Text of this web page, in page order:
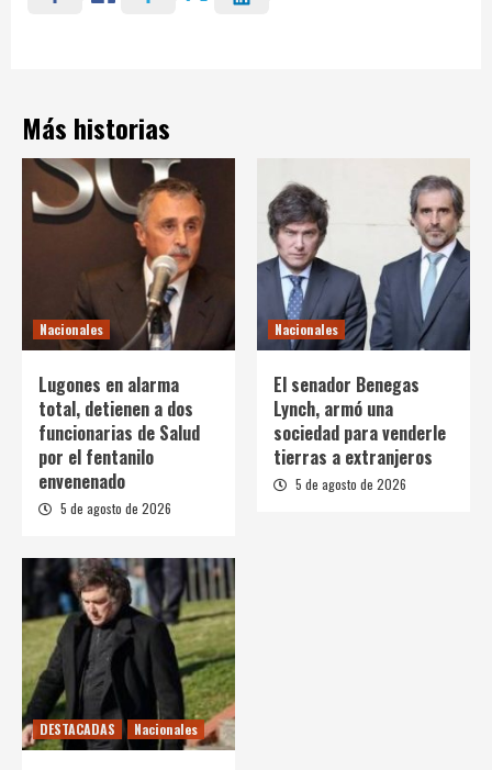
Más historias
Nacionales
Lugones en alarma
total, detienen a dos
funcionarias de Salud
por el fentanilo
envenenado
5 de agosto de 2026
Nacionales
El senador Benegas
Lynch, armó una
sociedad para venderle
tierras a extranjeros
5 de agosto de 2026
DESTACADAS Nacionales